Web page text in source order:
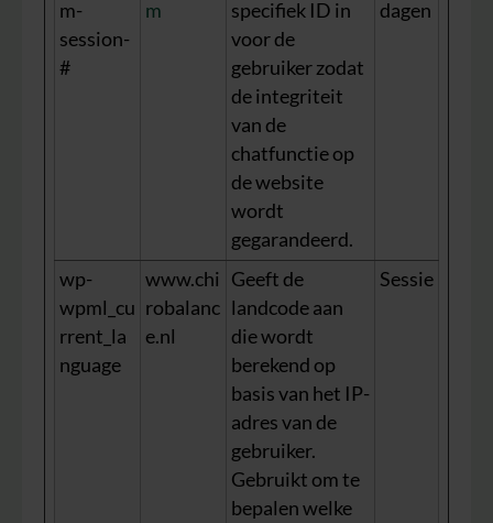
m-
session-
#
m
specifiek ID in
voor de
gebruiker zodat
de integriteit
van de
chatfunctie op
de website
wordt
gegarandeerd.
dagen
wp-
wpml_cu
rrent_la
nguage
www.chi
robalanc
e.nl
Geeft de
landcode aan
die wordt
berekend op
basis van het IP-
adres van de
gebruiker.
Gebruikt om te
bepalen welke
Sessie